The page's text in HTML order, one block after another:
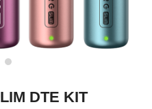
DTE KIT